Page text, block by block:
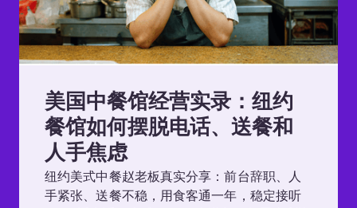
美国中餐馆经营实录：纽约
餐馆如何摆脱电话、送餐和
人手焦虑
纽约美式中餐赵老板真实分享：前台辞职、人
手紧张、送餐不稳，用食客通一年，稳定接听